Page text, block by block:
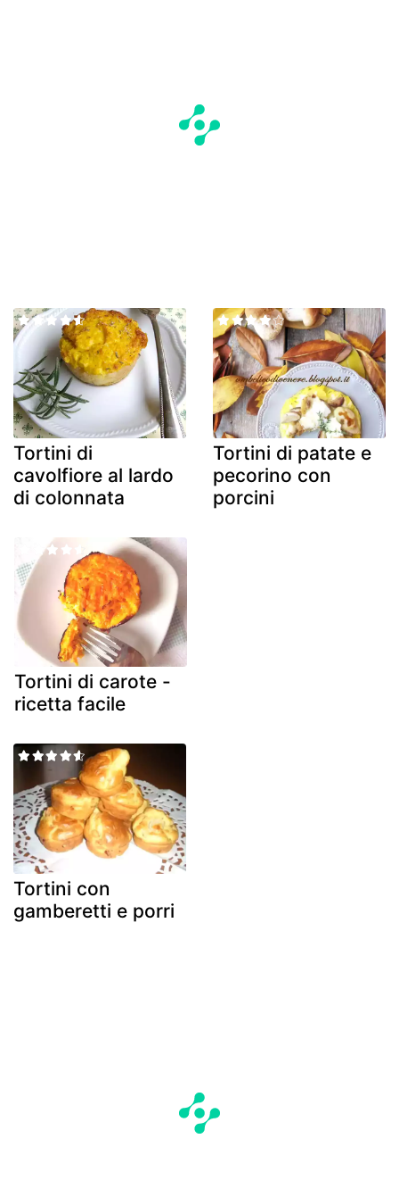
Tortini di
cavolfiore al lardo
di colonnata
Tortini di patate e
pecorino con
porcini
Tortini di carote -
ricetta facile
Tortini con
gamberetti e porri